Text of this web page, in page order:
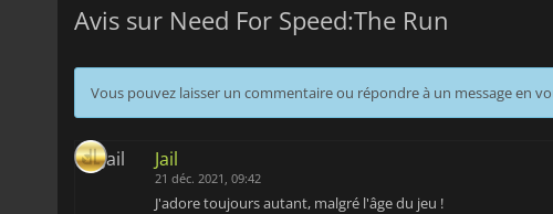
Avis sur Need For Speed:The Run
Vous pouvez laisser un commentaire ou répondre à un message en
Jail
21 déc. 2021, 09:42
J'adore toujours autant, malgré l'âge du jeu !